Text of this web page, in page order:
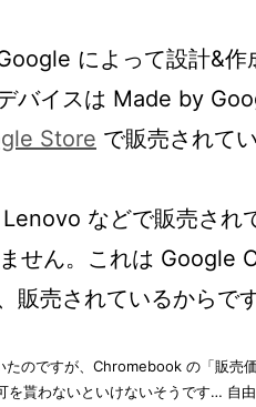
によって設計&
バイスは Made by
Store で販売されて
などで販売さ
せん。これは Google
販売されているからです
のですが、Chromebook の「販売
貰わないといけないそうです… 自由